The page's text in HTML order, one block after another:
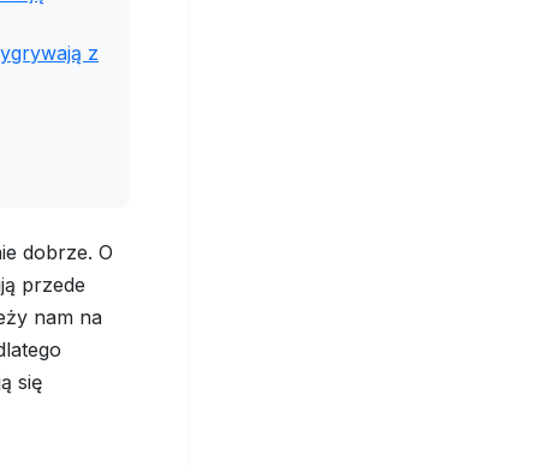
z
dobrze. O
przede
nam na
się